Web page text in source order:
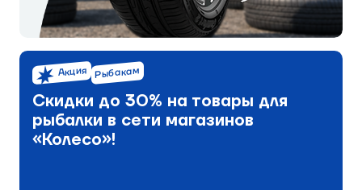
Акция Рыбакам
Скидки до 30% на товары для
рыбалки в сети магазинов
«Колесо»!